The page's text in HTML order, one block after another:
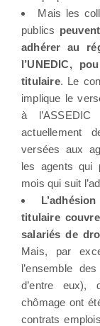
Mais les
publics peuvent
adhérer au
l’UNEDIC,
titulaire. Le
implique le
à
actuellement
versées aux
les agents qui
mois qui suit
titulaire
salariés de
Mais, par
l’ensemble
d’entre eux),
chômage ont
contrats